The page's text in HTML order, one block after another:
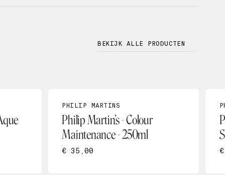
BEKIJK ALLE PRODUCTEN
PHILIP MARTINS
Philip Martin’s - Colour
Maintenance - 250ml
€ 35,00